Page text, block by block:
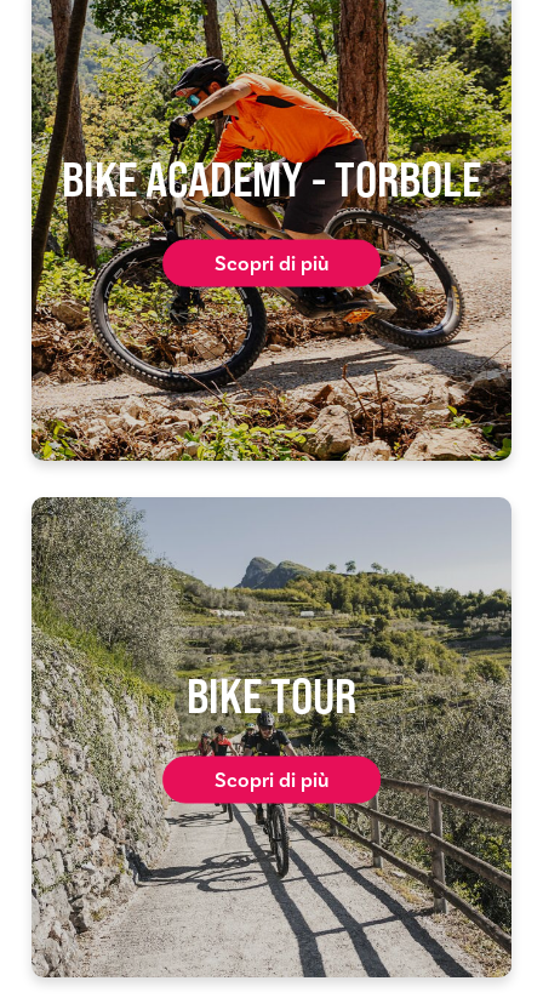
BIKE ACADEMY - TORBOLE
Scopri di più
BIKE TOUR
Scopri di più